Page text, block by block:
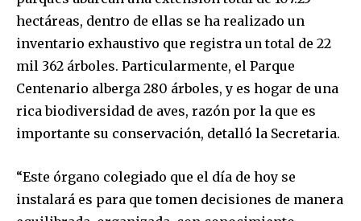
hectáreas, dentro de ellas se ha realizado un
inventario exhaustivo que registra un total de 22
mil 362 árboles. Particularmente, el Parque
Centenario alberga 280 árboles, y es hogar de una
rica biodiversidad de aves, razón por la que es
importante su conservación, detalló la Secretaria.
“Este órgano colegiado que el día de hoy se
instalará es para que tomen decisiones de manera